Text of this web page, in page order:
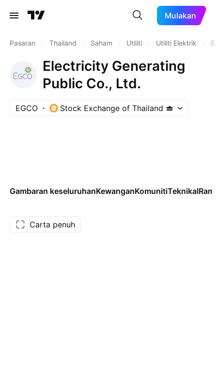
Mulakan
Pasaran Thailand Saham Utiliti Utiliti Elektrik
Electricity Generating
Public Co., Ltd.
EGCO Stock Exchange of Thailand
Gambaran keseluruhanKewanganKomunitiTeknikal
Carta penuh